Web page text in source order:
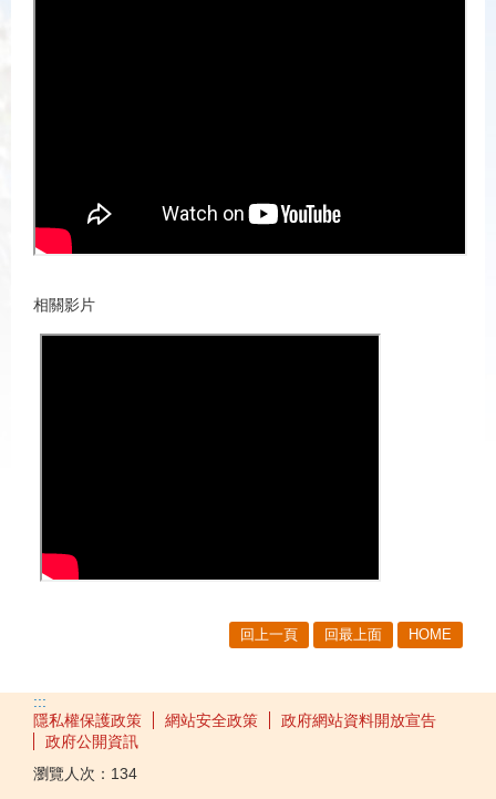
相關影片
回上一頁 回最上面 HOME
:::
隱私權保護政策
網站安全政策
政府網站資料開放宣告
政府公開資訊
瀏覽人次： 134